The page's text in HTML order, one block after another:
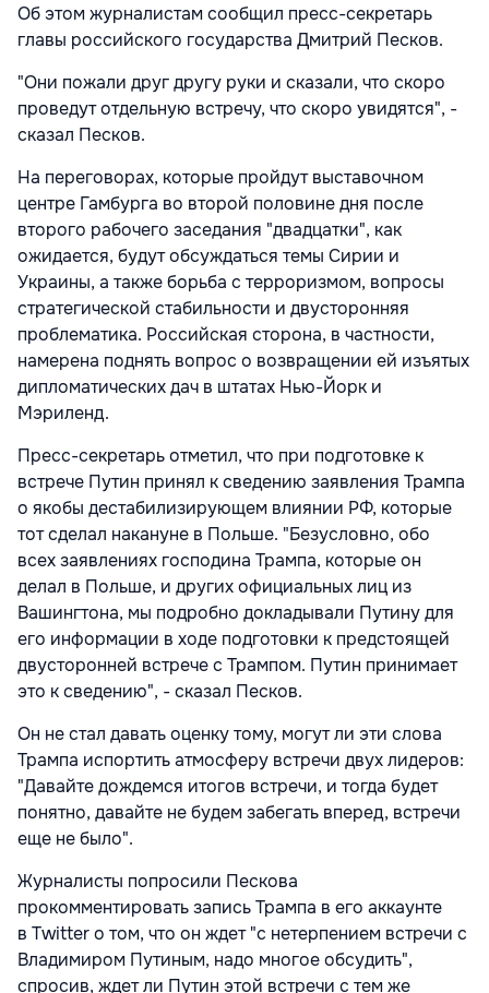
Об этом журналистам сообщил пресс-секретарь
главы российского государства Дмитрий Песков.
"Они пожали друг другу руки и сказали, что скоро
проведут отдельную встречу, что скоро увидятся", -
сказал Песков.
На переговорах, которые пройдут выставочном
центре Гамбурга во второй половине дня после
второго рабочего заседания "двадцатки", как
ожидается, будут обсуждаться темы Сирии и
Украины, а также борьба с терроризмом, вопросы
стратегической стабильности и двусторонняя
проблематика. Российская сторона, в частности,
намерена поднять вопрос о возвращении ей изъятых
дипломатических дач в штатах Нью-Йорк и
Мэриленд.
Пресс-секретарь отметил, что при подготовке к
встрече Путин принял к сведению заявления Трампа
о якобы дестабилизирующем влиянии РФ, которые
тот сделал накануне в Польше. "Безусловно, обо
всех заявлениях господина Трампа, которые он
делал в Польше, и других официальных лиц из
Вашингтона, мы подробно докладывали Путину для
его информации в ходе подготовки к предстоящей
двусторонней встрече с Трампом. Путин принимает
это к сведению", - сказал Песков.
Он не стал давать оценку тому, могут ли эти слова
Трампа испортить атмосферу встречи двух лидеров:
"Давайте дождемся итогов встречи, и тогда будет
понятно, давайте не будем забегать вперед, встречи
еще не было".
Журналисты попросили Пескова
прокомментировать запись Трампа в его аккаунте
в Twitter о том, что он ждет "с нетерпением встречи с
Владимиром Путиным, надо многое обсудить",
спросив, ждет ли Путин этой встречи с тем же